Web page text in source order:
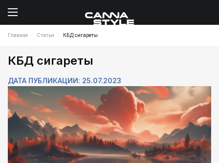
Главная Статьи КБД сигареты
КБД сигареты
ДАТА ПУБЛИКАЦИИ: 25.07.2023